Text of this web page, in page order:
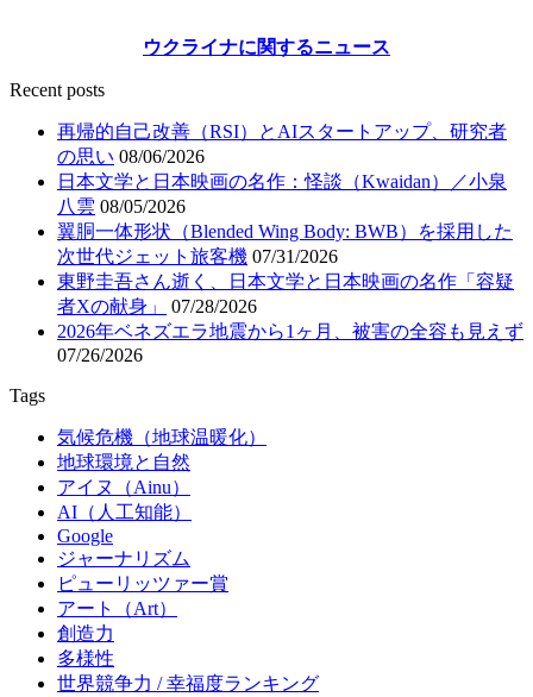
ウクライナに関するニュース
Recent posts
再帰的自己改善（RSI）とAIスタートアップ、研究者
の思い 08/06/2026
日本文学と日本映画の名作：怪談（Kwaidan）／小泉
八雲 08/05/2026
翼胴一体形状（Blended Wing Body: BWB）を採用した
次世代ジェット旅客機 07/31/2026
東野圭吾さん逝く、日本文学と日本映画の名作「容疑
者Xの献身」
07/28/2026
2026年ベネズエラ地震から1ヶ月、被害の全容も見えず
07/26/2026
Tags
気候危機（地球温暖化）
地球環境と自然
アイヌ（Ainu）
AI（人工知能）
Google
ジャーナリズム
ピューリッツァー賞
アート（Art）
創造力
多様性
世界競争力 / 幸福度ランキング